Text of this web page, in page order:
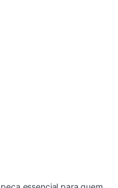
1/4 PLANETA AGUA